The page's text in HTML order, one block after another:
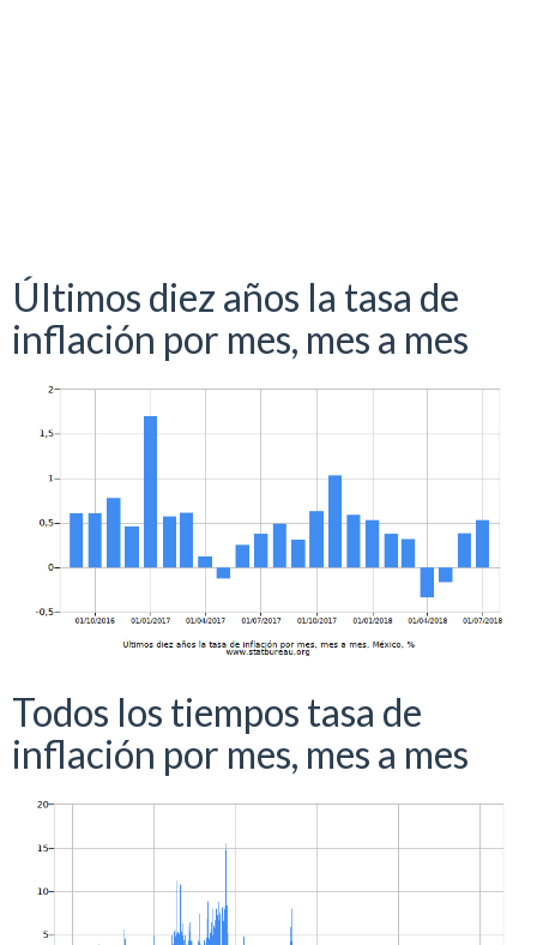
Últimos diez años la tasa de
inflación por mes, mes a mes
Todos los tiempos tasa de
inflación por mes, mes a mes